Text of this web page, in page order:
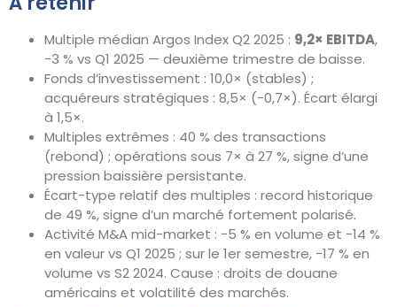
Multiple médian Argos Index Q2 2025 : 9,2× EBITDA,
−3 % vs Q1 2025 — deuxième trimestre de baisse.
Fonds d’investissement : 10,0× (stables) ;
acquéreurs stratégiques : 8,5× (−0,7×). Écart élargi
à 1,5×.
Multiples extrêmes : 40 % des transactions
(rebond) ; opérations sous 7× à 27 %, signe d’une
pression baissière persistante.
Écart-type relatif des multiples : record historique
de 49 %, signe d’un marché fortement polarisé.
Activité M&A mid-market : −5 % en volume et −14 %
en valeur vs Q1 2025 ; sur le 1er semestre, −17 % en
volume vs S2 2024. Cause : droits de douane
américains et volatilité des marchés.